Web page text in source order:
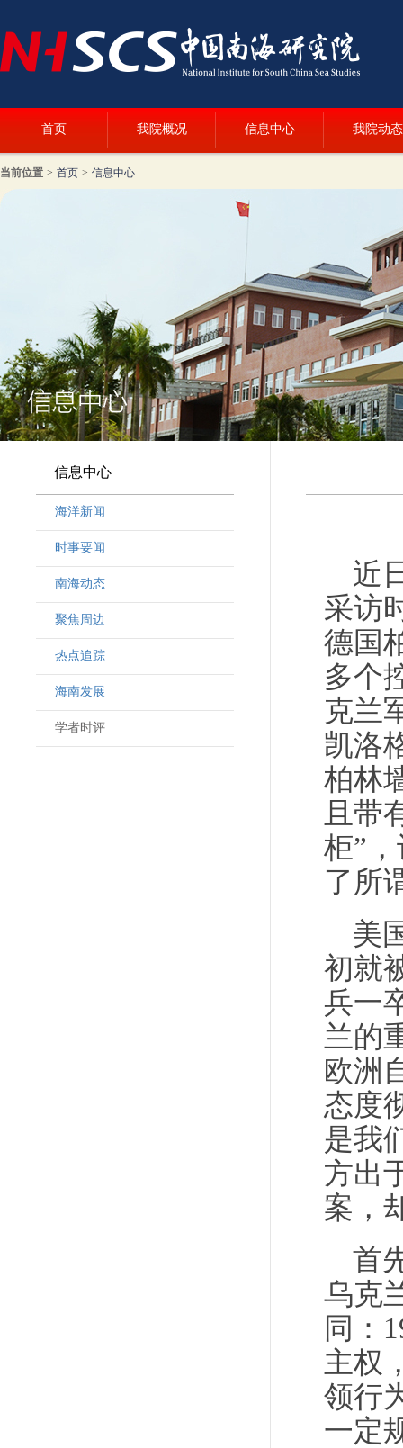
首页 我院概况 信息中心 我院动态
当前位置 > 首页 > 信息中心
信息中心
海洋新闻
时事要闻
南海动态
聚焦周边
热点追踪
海南发展
学者时评
近
采访
德国
多个
克兰
凯洛
柏林
且带
柜”
了所
美
初就
兵一
兰的
欧洲
态度
是我
方出
案，
首
乌克
同：
主权
领行
一定